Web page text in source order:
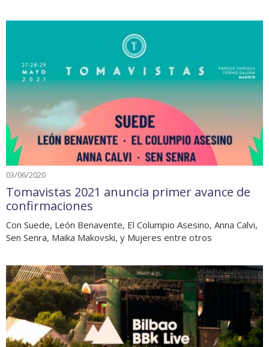
03/06/2020
Tomavistas 2021 anuncia primer avance de
confirmaciones
Con Suede, León Benavente, El Columpio Asesino, Anna Calvi,
Sen Senra, Maika Makovski, y Mujeres entre otros